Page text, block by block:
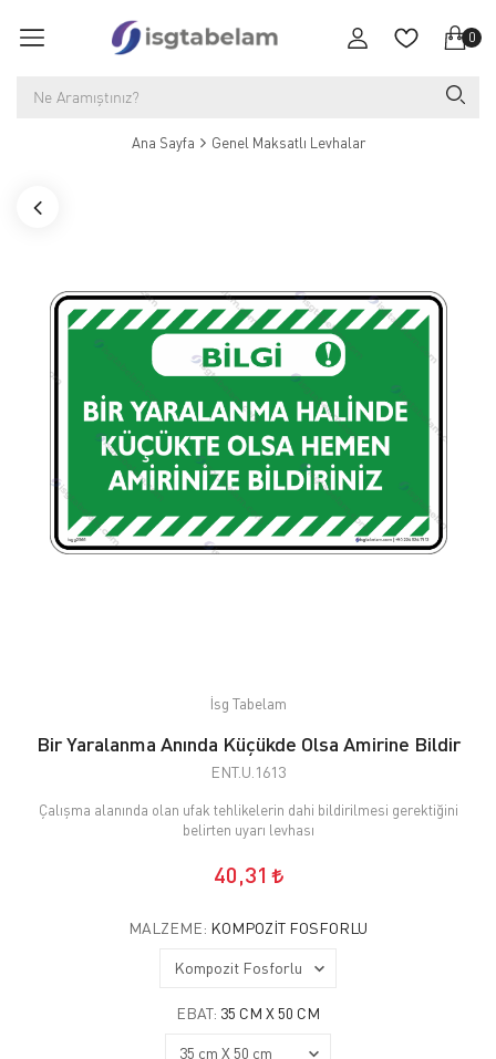
0
Ana Sayfa Genel Maksatlı Levhalar
İsg Tabelam
Bir Yaralanma Anında Küçükde Olsa Amirine Bildir
ENT.U.1613
Çalışma alanında olan ufak tehlikelerin dahi bildirilmesi gerektiğini
belirten uyarı levhası
40,31
MALZEME: KOMPOZIT FOSFORLU
EBAT: 35 CM X 50 CM